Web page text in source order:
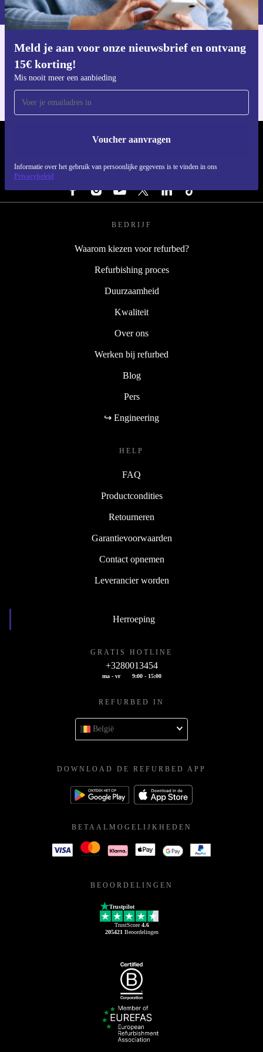
Maak van jouw werkplek een slimme, duurzame keuze
met de refurbished ASUS Varidrive USB 3.0 Docking
Station. Ervaar het gemak, bespaar geld en draag bij aan
een groenere toekomst. 🌱
Meld je aan voor onze nieuwsbrief en ontvang
15€ korting!
Mis nooit meer een aanbieding
Voucher aanvragen
Informatie over het gebruik van persoonlijke gegevens is te vinden in ons
Privacybeleid
Download de refurbed app
REFURBED NEDERLAND - RETHINK NEW.
VOLG ONS
BEDRIJF
Waarom kiezen voor refurbed?
Refurbishing proces
Duurzaamheid
Kwaliteit
Over ons
Werken bij refurbed
Blog
Pers
↪ Engineering
HELP
FAQ
Productcondities
Retourneren
Garantievoorwaarden
Contact opnemen
Leverancier worden
Herroeping
GRATIS HOTLINE
+3280013454
ma - vr 9:00 - 15:00
REFURBED IN
België
DOWNLOAD DE REFURBED APP
BETAALMOGELIJKHEDEN
BEOORDELINGEN
Trustpilot
TrustScore 4.6
205421 Beoordelingen